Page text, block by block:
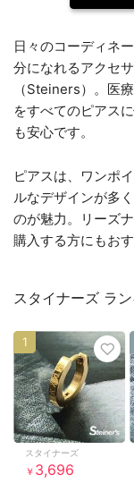
日々のコーディネ
分になれるアクセ
（Steiners）。医
をすべてのピアス
も安心です。
ピアスは、ワンポ
ルなデザインが多
のが魅力。リーズ
購入する方にもお
スタイナーズ ラ
スタイナーズ
￥ 3,696
1